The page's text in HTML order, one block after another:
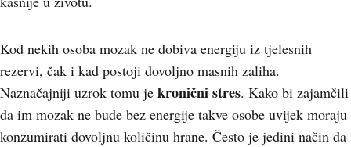
Kod nekih osoba mozak ne dobiva energiju iz tjelesnih
rezervi, čak i kad postoji dovoljno masnih zaliha.
Naznačajniji uzrok tomu je kronični stres. Kako bi zajamčili
da im mozak ne bude bez energije takve osobe uvijek moraju
konzumirati dovoljnu količinu hrane. Često je jedini način da